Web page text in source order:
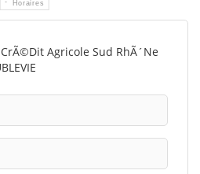
Horaires
Agricole Sud RhÃ´ne